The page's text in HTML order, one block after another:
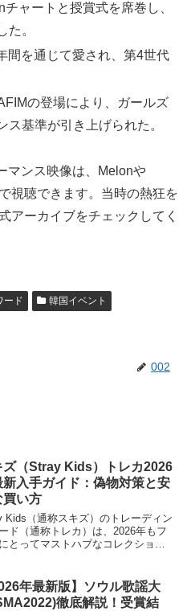
ャートと授賞式を席巻し、
た。
間を通じて愛され、第4世代
の登場により、ガールズ
ス基準が引き上げられた。
マンス映像は、Melonや
視聴できます。当時の熱狂を
アーカイブをチェックしてく
ード
韓国イベント
002
ズ（Stray Kids）トレカ2026
新入手ガイド：偽物対策と安
買い方
Kids（通称スキズ）のトレーディン
ド（通称トレカ）は、2026年もフ
とってマストハブなコレクション
化する偽物の見分け方、そして安全
方...
年最新版】ソウル歌謡大
徹底解説！受賞結